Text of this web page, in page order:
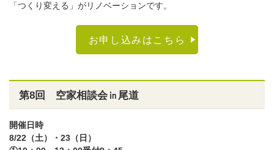
「つくり変える」がリノベーションです。
お申し込みはこちら
第8回 空家相談会㏌尾道
開催日時
8/22（土）・23（日）